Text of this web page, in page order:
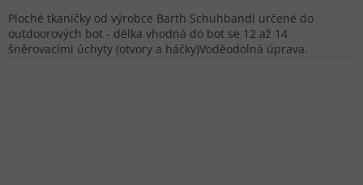
Ploché tkaničky od výrobce Barth Schuhbandl určené do
outdoorových bot - délka vhodná do bot se 12 až 14
šněrovacími úchyty (otvory a háčky)Voděodolná úprava.